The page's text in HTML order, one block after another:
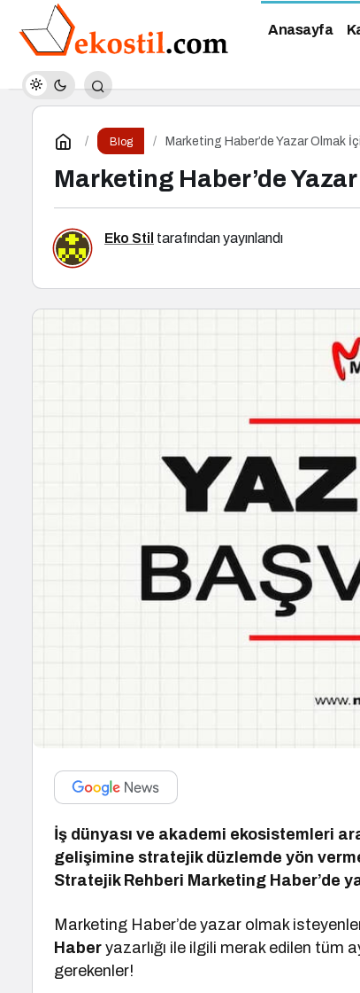
Anasayfa
Blog Marketing Haber’de Yazar Olmak
Marketing Haber’de
Eko Stil tarafından yayınlandı
İş dünyası ve akademi ekosistemleri
gelişimine stratejik düzlemde yön
Stratejik Rehberi Marketing Haber’de
Marketing Haber’de yazar olmak
Haber yazarlığı ile ilgili merak edilen tüm
gerekenler!